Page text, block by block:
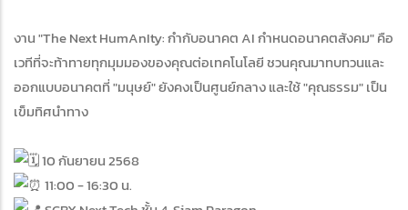
งาน "The Next HumAnIty: กำกับอนาคต AI กำหนดอนาคตสังคม" คือ
เวทีที่จะท้าทายทุกมุมมองของคุณต่อเทคโนโลยี ชวนคุณมาทบทวนและ
ออกแบบอนาคตที่ "มนุษย์" ยังคงเป็นศูนย์กลาง และใช้ "คุณธรรม" เป็น
เข็มทิศนำทาง
10 กันยายน 2568
11:00 - 16:30 น.